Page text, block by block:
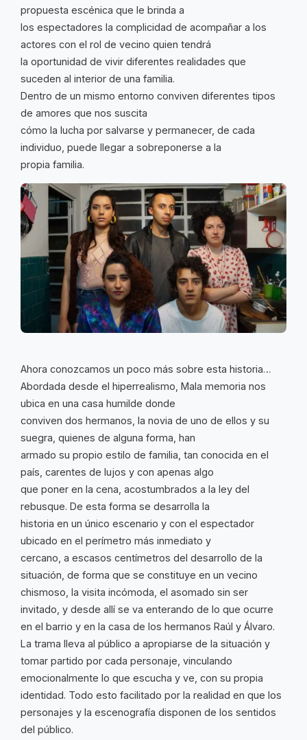
propuesta escénica que le brinda a
los espectadores la complicidad de acompañar a los
actores con el rol de vecino quien tendrá
la oportunidad de vivir diferentes realidades que
suceden al interior de una familia.
Dentro de un mismo entorno conviven diferentes tipos
de amores que nos suscita
cómo la lucha por salvarse y permanecer, de cada
individuo, puede llegar a sobreponerse a la
propia familia.
Ahora conozcamos un poco más sobre esta historia…
Abordada desde el hiperrealismo, Mala memoria nos
ubica en una casa humilde donde
conviven dos hermanos, la novia de uno de ellos y su
suegra, quienes de alguna forma, han
armado su propio estilo de familia, tan conocida en el
país, carentes de lujos y con apenas algo
que poner en la cena, acostumbrados a la ley del
rebusque. De esta forma se desarrolla la
historia en un único escenario y con el espectador
ubicado en el perímetro más inmediato y
cercano, a escasos centímetros del desarrollo de la
situación, de forma que se constituye en un vecino
chismoso, la visita incómoda, el asomado sin ser
invitado, y desde allí se va enterando de lo que ocurre
en el barrio y en la casa de los hermanos Raúl y Álvaro.
La trama lleva al público a apropiarse de la situación y
tomar partido por cada personaje, vinculando
emocionalmente lo que escucha y ve, con su propia
identidad. Todo esto facilitado por la realidad en que los
personajes y la escenografía disponen de los sentidos
del público.